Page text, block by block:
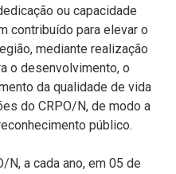
ou capacidade
contribuído para elevar o
mediante realização
o desenvolvimento, o
da qualidade de vida
do CRPO/N, de modo a
público.
N, a cada ano, em 05 de